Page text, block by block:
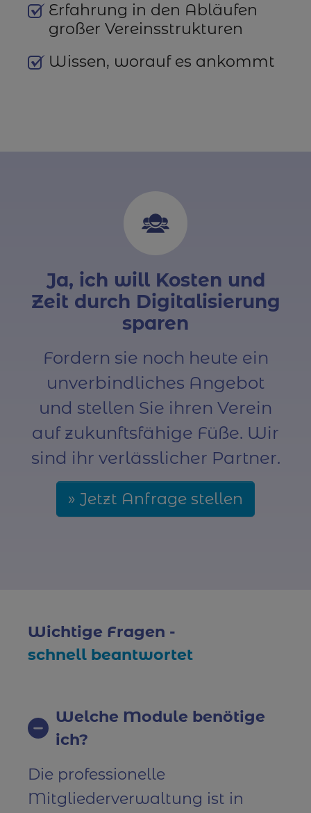
Erfahrung in den Abläufen
großer Vereinsstrukturen
Wissen, worauf es ankommt
Ja, ich will Kosten und
Zeit durch Digitalisierung
sparen
Fordern sie noch heute ein
unverbindliches Angebot
und stellen Sie ihren Verein
auf zukunftsfähige Füße. Wir
sind ihr verlässlicher Partner.
Jetzt Anfrage stellen
Wichtige Fragen -
schnell beantwortet
Welche Module benötige
ich?
Die professionelle
Mitgliederverwaltung ist in